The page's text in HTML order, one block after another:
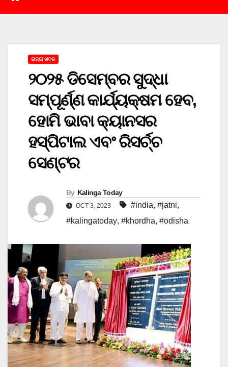
ରାଜ୍ୟ ଖବର
୨୦୨୫ ଡିସେମ୍ବର ସୁଦ୍ଧା
ସମ୍ପୂର୍ଣ୍ଣ କାର୍ଯ୍ୟକ୍ଷମ ହେବ,
ହୋମି ଭାବା କ୍ୟାନସର
ହସ୍ପିଟାଲ ଏବଂ ରିସର୍ଚ୍ଚ
ସେଣ୍ଟର
By Kalinga Today
OCT 3, 2023 #india, #jatni,
#kalingatoday, #khordha, #odisha